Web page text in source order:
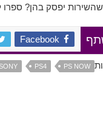
שהשירות יפסק בהן? ספרו
Facebook
PS NOW
PS4